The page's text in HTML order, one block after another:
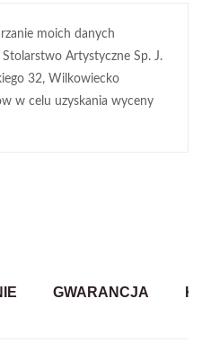
moich danych
Artystyczne Sp. J.
32, Wilkowiecko
w celu uzyskania wyceny
GWARANCJA